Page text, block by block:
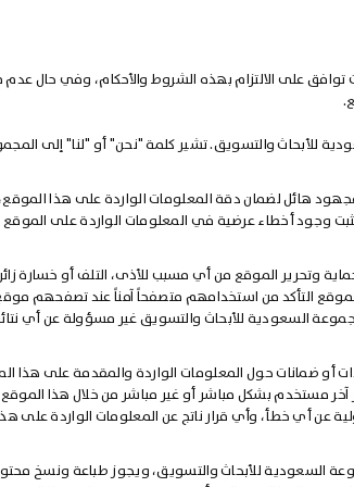
على الالتزام بهذه الشروط والأحكام، وفي حال
للأبحاث والتسويق. تشير كلمة "نحن" أو "لنا" إلى
هائل لضمان دقة المعلومات الواردة على هذا الموقع،
وجود أخطاء عرضية في المعلومات الواردة على الموقع
وتحرير الموقع من أي مسبب للأذى، التلف أو خسارة
التأكد من استخدامهم متصفحاً آمناً عند تصفحهم
السعودية للأبحاث والتسويق غير مسؤولة عن أي
أو ضمانات حول المعلومات الواردة والمقدمة على هذا
مستخدم بشكل مباشر أو غير مباشر من خلال هذا الموقع.
عن أي خطأ، وأي قرار ناتج عن المعلومات الواردة على
السعودية للأبحاث والتسويق، ويجوز طباعة ونسخ